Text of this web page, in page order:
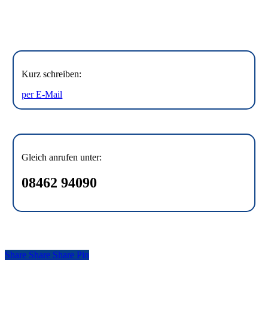
Kurz schreiben:
per E-Mail
Gleich anrufen unter:
08462 94090
Share
Share Share Share Pin